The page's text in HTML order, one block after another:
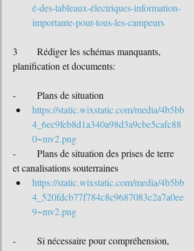
é-des-tableaux-électriques-information-
importante-pour-tous-les-campeurs
3	Rédiger les schémas manquants,
planification et documents:
-	Plans de situation
https://static.wixstatic.com/media/4b5bb
4_6ec9feb8d1a340a98d3a9cbe5cafc88
0~mv2.png
-	Plans de situation des prises de terre
et canalisations souterraines
https://static.wixstatic.com/media/4b5bb
4_520fdcb77f784c8c9687083c2a7a0ee
9~mv2.png
-	Si nécessaire pour compréhension,